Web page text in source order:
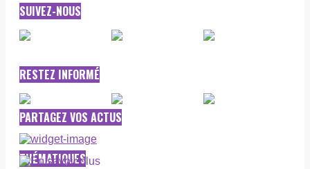
SUIVEZ-NOUS
RESTEZ INFORMÉ
PARTAGEZ VOS ACTUS
THÉMATIQUES